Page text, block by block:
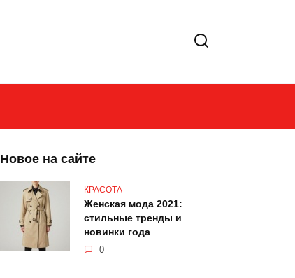
Новое на сайте
КРАСОТА
Женская мода 2021:
стильные тренды и
новинки года
0